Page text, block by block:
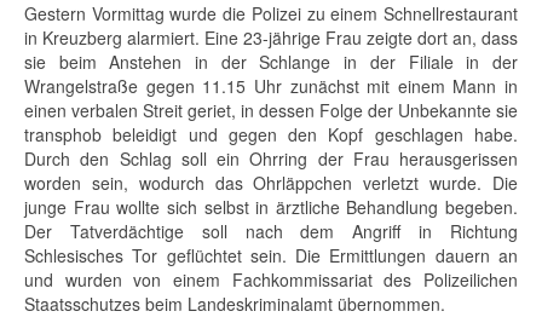
Gestern Vormittag wurde die Polizei zu einem Schnellrestaurant
in Kreuzberg alarmiert. Eine 23-jährige Frau zeigte dort an, dass
sie beim Anstehen in der Schlange in der Filiale in der
Wrangelstraße gegen 11.15 Uhr zunächst mit einem Mann in
einen verbalen Streit geriet, in dessen Folge der Unbekannte sie
transphob beleidigt und gegen den Kopf geschlagen habe.
Durch den Schlag soll ein Ohrring der Frau herausgerissen
worden sein, wodurch das Ohrläppchen verletzt wurde. Die
junge Frau wollte sich selbst in ärztliche Behandlung begeben.
Der Tatverdächtige soll nach dem Angriff in Richtung
Schlesisches Tor geflüchtet sein. Die Ermittlungen dauern an
und wurden von einem Fachkommissariat des Polizeilichen
Staatsschutzes beim Landeskriminalamt übernommen.